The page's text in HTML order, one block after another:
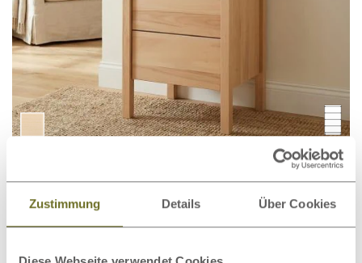
Zustimmung Details Über Cookies
ab848,00 €